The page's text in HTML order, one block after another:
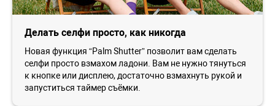
Делать селфи просто, как никогда
Новая функция “Palm Shutter” позволит вам сделать
селфи просто взмахом ладони. Вам не нужно тянуться
к кнопке или дисплею, достаточно взмахнуть рукой и
запуститься таймер съёмки.